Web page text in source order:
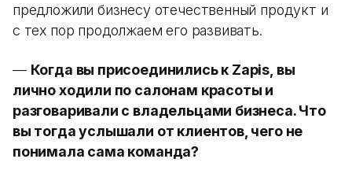
предложили бизнесу отечественный продукт и
с тех пор продолжаем его развивать.
— Когда вы присоединились к Zapis, вы
лично ходили по салонам красоты и
разговаривали с владельцами бизнеса. Что
вы тогда услышали от клиентов, чего не
понимала сама команда?